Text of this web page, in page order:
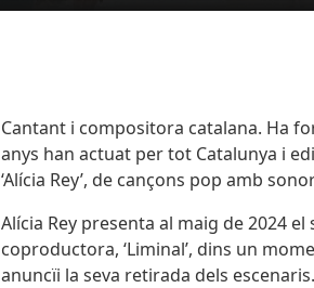
Body
Cantant i compositora catalana. Ha
anys han actuat per tot Catalunya i
‘Alícia Rey’, de cançons pop amb
Alícia Rey presenta al maig de 2024
coproductora, ‘Liminal’, dins un
anuncïi la seva retirada dels